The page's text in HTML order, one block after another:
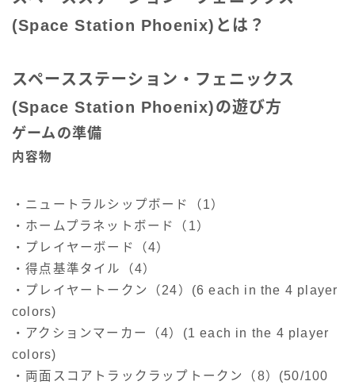
(Space Station Phoenix)とは？
スペースステーション・フェニックス
(Space Station Phoenix)の遊び方
ゲームの準備
内容物
・ニュートラルシップボード（1）
・ホームプラネットボード（1）
・プレイヤーボード（4）
・得点基準タイル（4）
・プレイヤートークン（24）(6 each in the 4 player
colors)
・アクションマーカー（4）(1 each in the 4 player
colors)
・両面スコアトラックラップトークン（8）(50/100